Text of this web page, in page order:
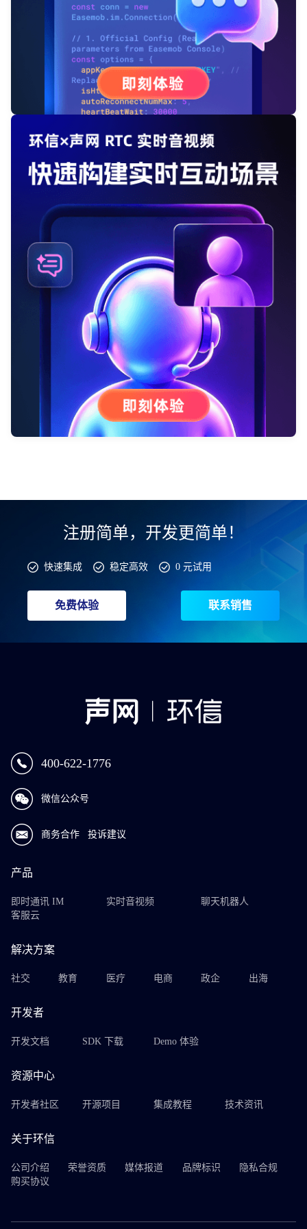
注册简单，开发更简单！
快速集成 稳定高效 0 元试用
免费体验 联系销售
400-622-1776
微信公众号
商务合作 投诉建议
产品
即时通讯 IM 实时音视频
聊天机器人
客服云
解决方案
社交 教育 医疗 电商 政企 出海
开发者
开发文档 SDK 下载 Demo 体验
资源中心
开发者社区 开源项目 集成教程 技术资讯
关于环信
公司介绍 荣誉资质 媒体报道 品牌标识
隐私合规
购买协议